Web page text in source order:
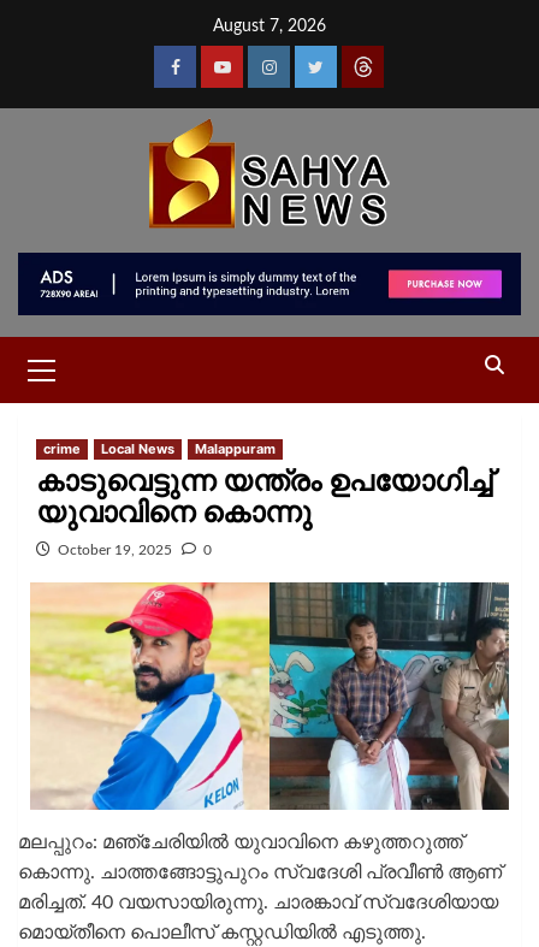
August 7, 2026
crime Local News Malappuram
കാടുവെട്ടുന്ന യന്ത്രം ഉപയോഗിച്ച്
യുവാവിനെ കൊന്നു
October 19, 2025 0
മലപ്പുറം: മഞ്ചേരിയില്‍ യുവാവിനെ കഴുത്തറുത്ത്
കൊന്നു. ചാത്തങ്ങോട്ടുപുറം സ്വദേശി പ്രവീണ്‍ ആണ്
മരിച്ചത്. 40 വയസായിരുന്നു. ചാരങ്കാവ് സ്വദേശിയായ
മൊയ്തീനെ പൊലീസ് കസ്റ്റഡിയില്‍ എടുത്തു.